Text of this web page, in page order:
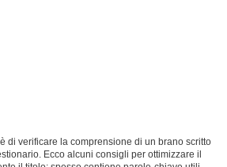
di verificare la comprensione di un brano scritto
Ecco alcuni consigli per ottimizzare il